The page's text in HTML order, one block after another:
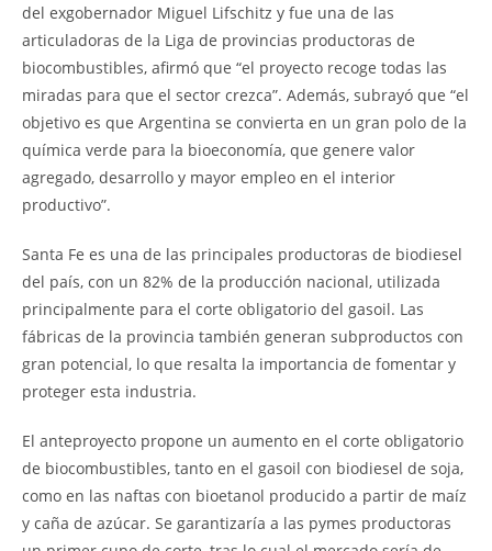
del exgobernador Miguel Lifschitz y fue una de las
articuladoras de la Liga de provincias productoras de
biocombustibles, afirmó que “el proyecto recoge todas las
miradas para que el sector crezca”. Además, subrayó que “el
objetivo es que Argentina se convierta en un gran polo de la
química verde para la bioeconomía, que genere valor
agregado, desarrollo y mayor empleo en el interior
productivo”.
Santa Fe es una de las principales productoras de biodiesel
del país, con un 82% de la producción nacional, utilizada
principalmente para el corte obligatorio del gasoil. Las
fábricas de la provincia también generan subproductos con
gran potencial, lo que resalta la importancia de fomentar y
proteger esta industria.
El anteproyecto propone un aumento en el corte obligatorio
de biocombustibles, tanto en el gasoil con biodiesel de soja,
como en las naftas con bioetanol producido a partir de maíz
y caña de azúcar. Se garantizaría a las pymes productoras